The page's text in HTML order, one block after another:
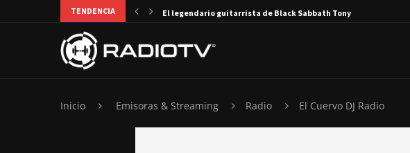
TENDENCIA El legendario guitarrista de Black Sabbath Tony Iommi...
Inicio Emisoras & Streaming Radio El Cuervo DJ Radio